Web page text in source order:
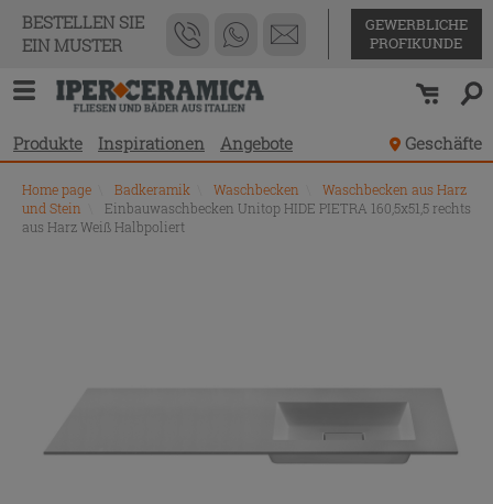
BESTELLEN SIE
EIN MUSTER
GEWERBLICHE
PROFIKUNDE
Produkte Inspirationen Angebote Geschäfte
Home page Badkeramik Waschbecken
Waschbecken aus Harz
und Stein
Einbauwaschbecken Unitop HIDE PIETRA 160,5x51,5 rechts
aus Harz Weiß Halbpoliert